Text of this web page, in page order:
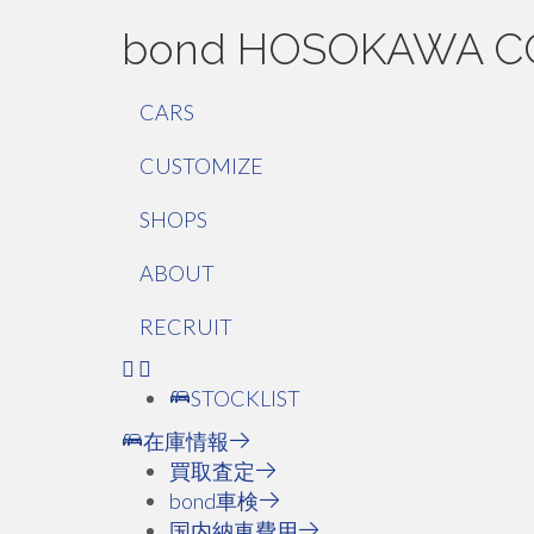
bond HOSOKAWA
CARS
CUSTOMIZE
SHOPS
ABOUT
RECRUIT
STOCKLIST
在庫情報
買取査定
bond車検